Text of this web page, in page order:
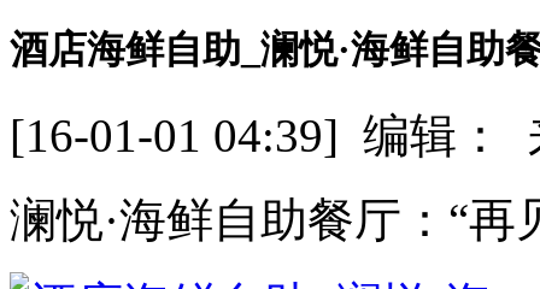
酒店海鲜自助_澜悦·海鲜自助
[16-01-01 04:39] 编辑
澜悦·海鲜自助餐厅：“再